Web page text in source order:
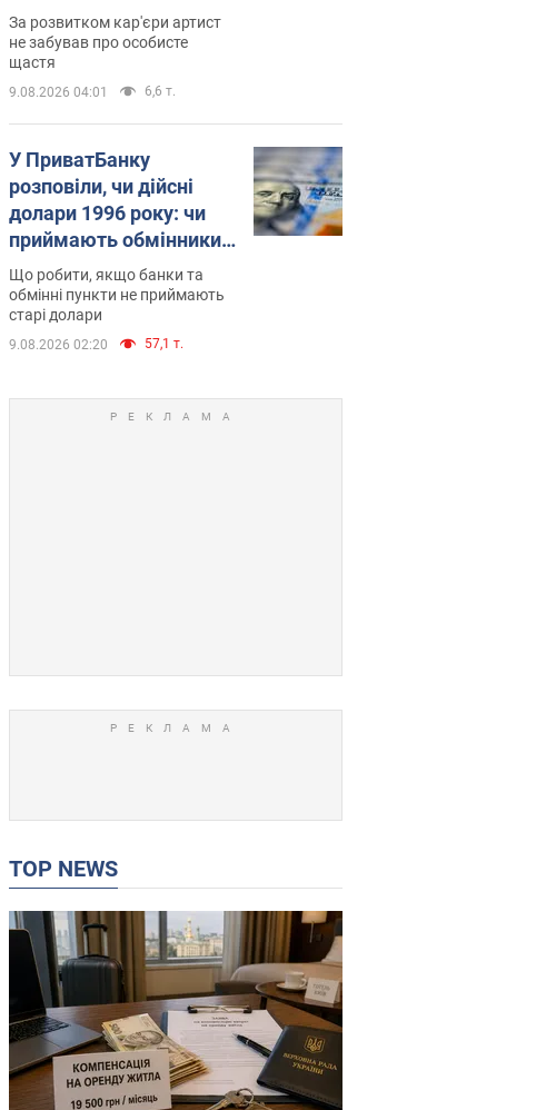
який вигляд вони
мають
За розвитком кар'єри артист
не забував про особисте
щастя
9.08.2026 04:01 6,6 т.
У ПриватБанку
розповіли, чи дійсні
долари 1996 року: чи
приймають обмінники
та банки такі купюри
Що робити, якщо банки та
обмінні пункти не приймають
старі долари
9.08.2026 02:20 57,1 т.
TOP NEWS